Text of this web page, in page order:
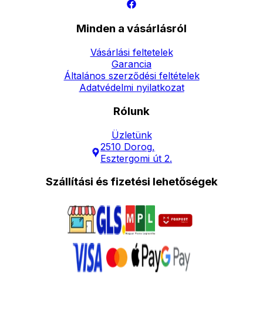
Minden a vásárlásról
Vásárlási feltetelek
Garancia
Általános szerződési feltételek
Adatvédelmi nyilatkozat
Rólunk
Üzletünk
2510 Dorog,
Esztergomi út 2.
Szállítási és fizetési lehetőségek